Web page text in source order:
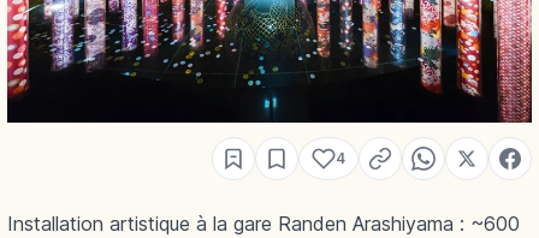
4
Installation artistique à la gare Randen Arashiyama : ~600